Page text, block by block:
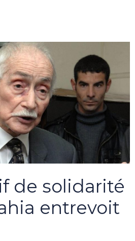
de solidarité
entrevoit